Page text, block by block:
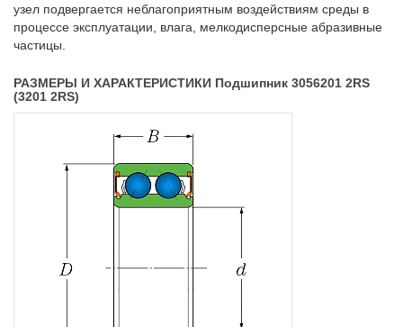
узел подвергается неблагоприятным воздействиям среды в
процессе эксплуатации, влага, мелкодисперсные абразивные
частицы.
РАЗМЕРЫ И ХАРАКТЕРИСТИКИ Подшипник 3056201 2RS
(3201 2RS)